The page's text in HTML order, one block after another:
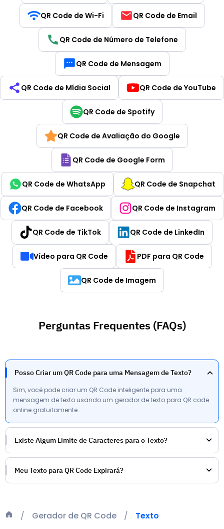
Gerador de QR Code Texto
QR Code de Wi-Fi QR Code de Email
QR Code de Número de Telefone
QR Code de Mensagem
QR Code de Mídia Social QR Code de YouTube
QR Code de Spotify
QR Code de Avaliação do Google
QR Code de Google Form
QR Code de WhatsApp QR Code de Snapchat
QR Code de Facebook QR Code de Instagram
QR Code de TikTok QR Code de LinkedIn
Vídeo para QR Code PDF para QR Code
QR Code de Imagem
Perguntas Frequentes (FAQs)
Posso Criar um QR Code para uma Mensagem de Texto?
Sim, você pode criar um QR Code inteligente para uma
mensagem de texto usando um gerador de texto para QR code
online gratuitamente.
Existe Algum Limite de Caracteres para o Texto?
Meu Texto para QR Code Expirará?